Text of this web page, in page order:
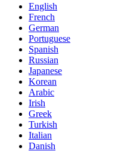
English
French
German
Portuguese
Spanish
Russian
Japanese
Korean
Arabic
Irish
Greek
Turkish
Italian
Danish